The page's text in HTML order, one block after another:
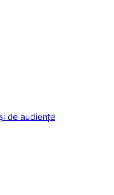
de audiențe